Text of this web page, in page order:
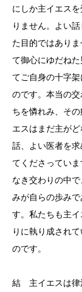
にしか主イエス
りません。よい
た目的ではあり
て御心にゆだね
てご自身の十字
のです。本当の
ちを憐れみ、そ
エスはまだ主が
話、よい医者を
てくださってい
なき交わりの中
みが自らの歩み
す。私たちも主
りに執り成され
のです。
結 主イエスは律